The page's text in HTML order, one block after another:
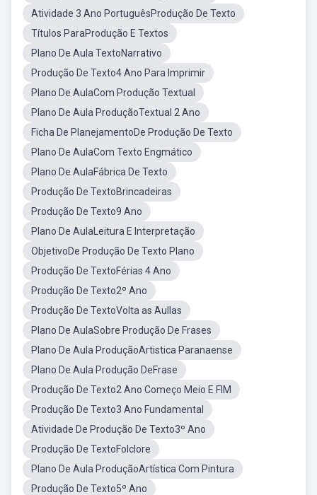
Atividade 3 Ano PortuguêsProdução De Texto
Títulos ParaProdução E Textos
Plano De Aula TextoNarrativo
Produção De Texto4 Ano Para Imprimir
Plano De AulaCom Produção Textual
Plano De Aula ProduçãoTextual 2 Ano
Ficha De PlanejamentoDe Produção De Texto
Plano De AulaCom Texto Engmático
Plano De AulaFábrica De Texto
Produção De TextoBrincadeiras
Produção De Texto9 Ano
Plano De AulaLeitura E Interpretação
ObjetivoDe Produção De Texto Plano
Produção De TextoFérias 4 Ano
Produção De Texto2º Ano
Produção De TextoVolta as Aullas
Plano De AulaSobre Produção De Frases
Plano De Aula ProduçãoArtistica Paranaense
Plano De Aula Produção DeFrase
Produção De Texto2 Ano Começo Meio E FIM
Produção De Texto3 Ano Fundamental
Atividade De Produção De Texto3º Ano
Produção De TextoFolclore
Plano De Aula ProduçãoArtística Com Pintura
Produção De Texto5º Ano